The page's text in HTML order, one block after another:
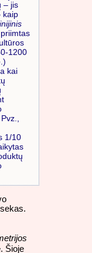
– jis
kaip
1200
kai
1/10
Šioje